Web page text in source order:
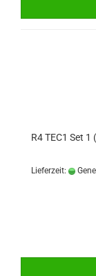
R4 TEC1 Set
Lieferzeit: